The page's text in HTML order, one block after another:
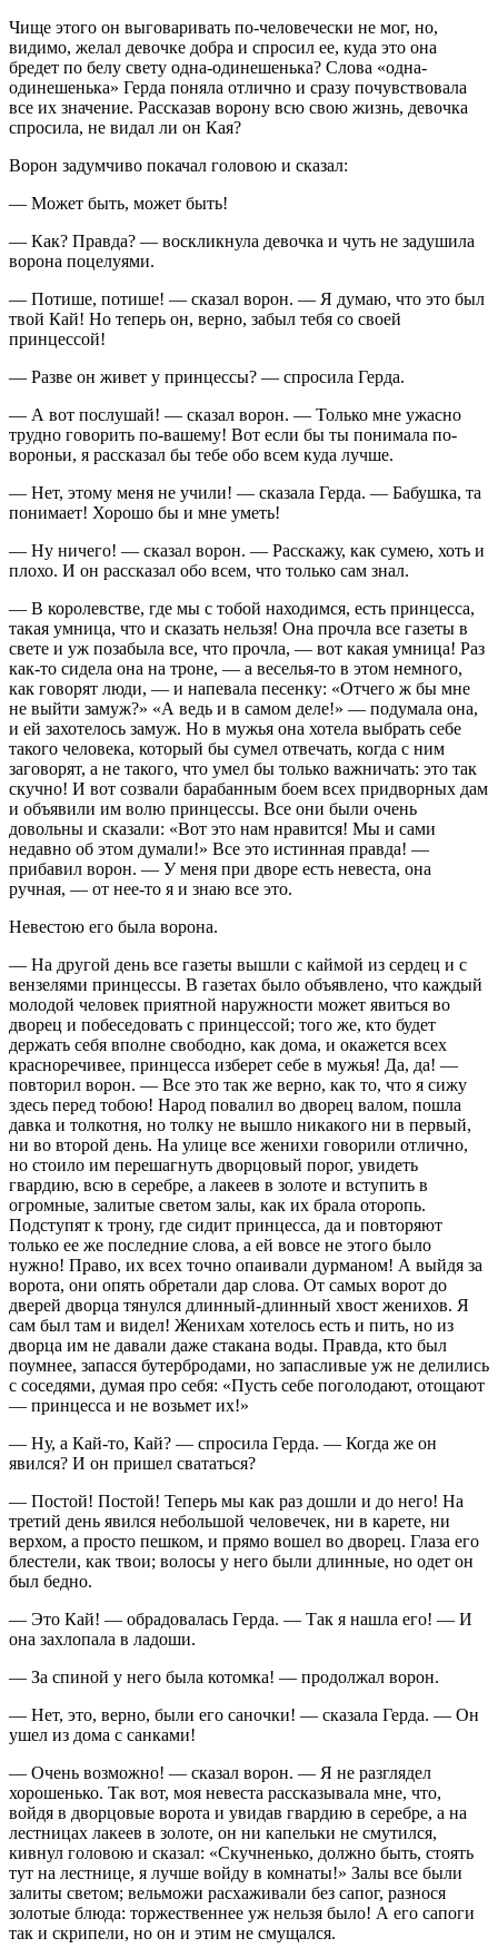
Чище этого он выговаривать по-человечески не мог, но,
видимо, желал девочке добра и спросил ее, куда это она
бредет по белу свету одна-одинешенька? Слова «одна-
одинешенька» Герда поняла отлично и сразу почувствовала
все их значение. Рассказав ворону всю свою жизнь, девочка
спросила, не видал ли он Кая?
Ворон задумчиво покачал головою и сказал:
— Может быть, может быть!
— Как? Правда? — воскликнула девочка и чуть не задушила
ворона поцелуями.
— Потише, потише! — сказал ворон. — Я думаю, что это был
твой Кай! Но теперь он, верно, забыл тебя со своей
принцессой!
— Разве он живет у принцессы? — спросила Герда.
— А вот послушай! — сказал ворон. — Только мне ужасно
трудно говорить по-вашему! Вот если бы ты понимала по-
вороньи, я рассказал бы тебе обо всем куда лучше.
— Нет, этому меня не учили! — сказала Герда. — Бабушка, та
понимает! Хорошо бы и мне уметь!
— Ну ничего! — сказал ворон. — Расскажу, как сумею, хоть и
плохо. И он рассказал обо всем, что только сам знал.
— В королевстве, где мы с тобой находимся, есть принцесса,
такая умница, что и сказать нельзя! Она прочла все газеты в
свете и уж позабыла все, что прочла, — вот какая умница! Раз
как-то сидела она на троне, — а веселья-то в этом немного,
как говорят люди, — и напевала песенку: «Отчего ж бы мне
не выйти замуж?» «А ведь и в самом деле!» — подумала она,
и ей захотелось замуж. Но в мужья она хотела выбрать себе
такого человека, который бы сумел отвечать, когда с ним
заговорят, а не такого, что умел бы только важничать: это так
скучно! И вот созвали барабанным боем всех придворных дам
и объявили им волю принцессы. Все они были очень
довольны и сказали: «Вот это нам нравится! Мы и сами
недавно об этом думали!» Все это истинная правда! —
прибавил ворон. — У меня при дворе есть невеста, она
ручная, — от нее-то я и знаю все это.
Невестою его была ворона.
— На другой день все газеты вышли с каймой из сердец и с
вензелями принцессы. В газетах было объявлено, что каждый
молодой человек приятной наружности может явиться во
дворец и побеседовать с принцессой; того же, кто будет
держать себя вполне свободно, как дома, и окажется всех
красноречивее, принцесса изберет себе в мужья! Да, да! —
повторил ворон. — Все это так же верно, как то, что я сижу
здесь перед тобою! Народ повалил во дворец валом, пошла
давка и толкотня, но толку не вышло никакого ни в первый,
ни во второй день. На улице все женихи говорили отлично,
но стоило им перешагнуть дворцовый порог, увидеть
гвардию, всю в серебре, а лакеев в золоте и вступить в
огромные, залитые светом залы, как их брала оторопь.
Подступят к трону, где сидит принцесса, да и повторяют
только ее же последние слова, а ей вовсе не этого было
нужно! Право, их всех точно опаивали дурманом! А выйдя за
ворота, они опять обретали дар слова. От самых ворот до
дверей дворца тянулся длинный-длинный хвост женихов. Я
сам был там и видел! Женихам хотелось есть и пить, но из
дворца им не давали даже стакана воды. Правда, кто был
поумнее, запасся бутербродами, но запасливые уж не делились
с соседями, думая про себя: «Пусть себе поголодают, отощают
— принцесса и не возьмет их!»
— Ну, а Кай-то, Кай? — спросила Герда. — Когда же он
явился? И он пришел свататься?
— Постой! Постой! Теперь мы как раз дошли и до него! На
третий день явился небольшой человечек, ни в карете, ни
верхом, а просто пешком, и прямо вошел во дворец. Глаза его
блестели, как твои; волосы у него были длинные, но одет он
был бедно.
— Это Кай! — обрадовалась Герда. — Так я нашла его! — И
она захлопала в ладоши.
— За спиной у него была котомка! — продолжал ворон.
— Нет, это, верно, были его саночки! — сказала Герда. — Он
ушел из дома с санками!
— Очень возможно! — сказал ворон. — Я не разглядел
хорошенько. Так вот, моя невеста рассказывала мне, что,
войдя в дворцовые ворота и увидав гвардию в серебре, а на
лестницах лакеев в золоте, он ни капельки не смутился,
кивнул головою и сказал: «Скучненько, должно быть, стоять
тут на лестнице, я лучше войду в комнаты!» Залы все были
залиты светом; вельможи расхаживали без сапог, разнося
золотые блюда: торжественнее уж нельзя было! А его сапоги
так и скрипели, но он и этим не смущался.